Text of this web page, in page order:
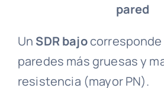
pared
Un SDR bajocorresponde
paredes más gruesas y
resistencia (mayor PN).